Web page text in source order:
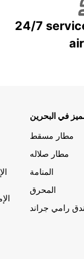
24/7
في البحرين
مطار مسقط
مطار صلاله
المنامة
المحرق
رامي جراند